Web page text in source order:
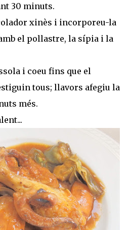
30 minuts.
xinès i incorporeu-la
el pollastre, la sípia i la
i coeu fins que el
tous; llavors afegiu la
més.